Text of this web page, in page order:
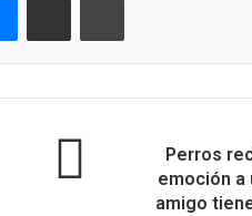
Perros
emoción a
amigo